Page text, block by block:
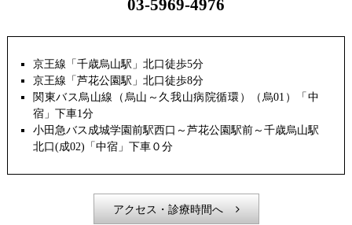
03-5969-4976
京王線「千歳烏山駅」北口徒歩5分
京王線「芦花公園駅」北口徒歩8分
関東バス烏山線（烏山～久我山病院循環）（烏01）「中
宿」下車1分
小田急バス成城学園前駅西口～芦花公園駅前～千歳烏山駅
北口(成02)「中宿」下車０分
アクセス・診療時間へ